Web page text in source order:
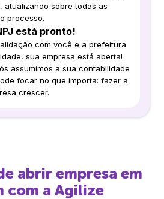
atualizando sobre todas as
processo.
está pronto!
com você e a prefeitura
sua empresa está aberta!
assumimos a sua contabilidade
focar no que importa: fazer a
crescer.
abrir empresa em
com a Agilize